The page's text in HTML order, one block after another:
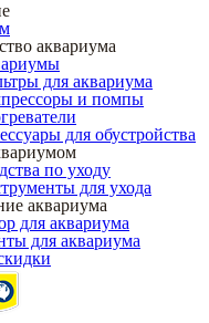
аквариума
для аквариума
и помпы
для обустройства
по уходу
для ухода
аквариума
для аквариума
для аквариума